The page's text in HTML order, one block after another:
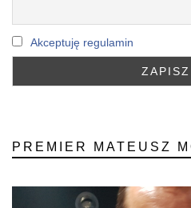
Akceptuję regulamin
PREMIER MATEUSZ